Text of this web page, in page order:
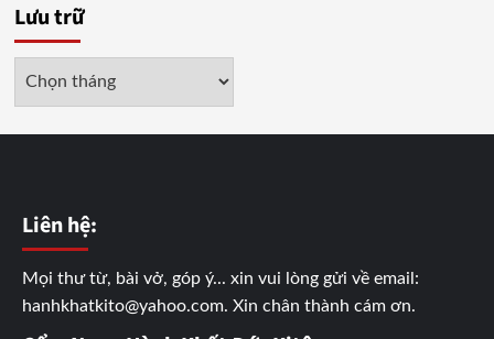
Lưu trữ
Liên hệ:
Mọi thư từ, bài vở, góp ý... xin vui lòng gửi về email:
hanhkhatkito@yahoo.com. Xin chân thành cám ơn.